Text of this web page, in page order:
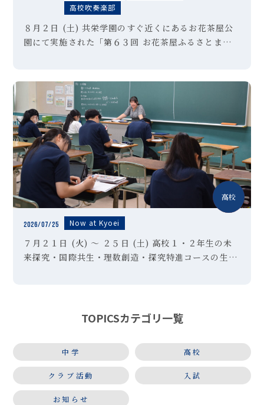
高校吹奏楽部
８月２日 (土) 共栄学園のすぐ近くにあるお花茶屋公
園にて実施された「第６３回 お花茶屋ふるさとまつ
始まり、アンコー […]
2026/07/25 Now at Kyoei
中学
高校
７月２１日 (火) ～ ２５日 (土) 高校１・２年生の未
来探究・国際共生・理数創造・探究特進コースの生徒
TOPICSカテゴリ一覧
中学 高校
クラブ活動 入試
お知らせ